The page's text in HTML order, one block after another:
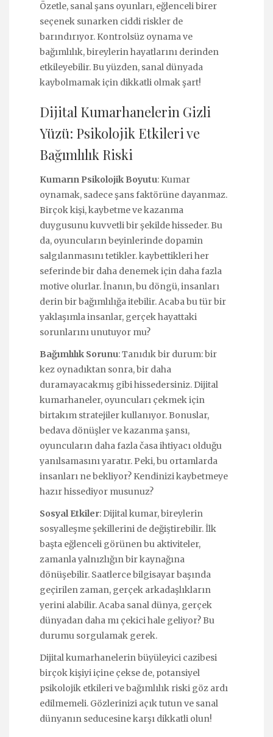
Özetle, sanal şans oyunları, eğlenceli birer
seçenek sunarken ciddi riskler de
barındırıyor. Kontrolsüz oynama ve
bağımlılık, bireylerin hayatlarını derinden
etkileyebilir. Bu yüzden, sanal dünyada
kaybolmamak için dikkatli olmak şart!
Dijital Kumarhanelerin Gizli
Yüzü: Psikolojik Etkileri ve
Bağımlılık Riski
Kumarın Psikolojik Boyutu: Kumar
oynamak, sadece şans faktörüne dayanmaz.
Birçok kişi, kaybetme ve kazanma
duygusunu kuvvetli bir şekilde hisseder. Bu
da, oyuncuların beyinlerinde dopamin
salgılanmasını tetikler. kaybettikleri her
seferinde bir daha denemek için daha fazla
motive olurlar. İnanın, bu döngü, insanları
derin bir bağımlılığa itebilir. Acaba bu tür bir
yaklaşımla insanlar, gerçek hayattaki
sorunlarını unutuyor mu?
Bağımlılık Sorunu: Tanıdık bir durum: bir
kez oynadıktan sonra, bir daha
duramayacakmış gibi hissedersiniz. Dijital
kumarhaneler, oyuncuları çekmek için
birtakım stratejiler kullanıyor. Bonuslar,
bedava dönüşler ve kazanma şansı,
oyuncuların daha fazla časa ihtiyacı olduğu
yanılsamasını yaratır. Peki, bu ortamlarda
insanları ne bekliyor? Kendinizi kaybetmeye
hazır hissediyor musunuz?
Sosyal Etkiler: Dijital kumar, bireylerin
sosyalleşme şekillerini de değiştirebilir. İlk
başta eğlenceli görünen bu aktiviteler,
zamanla yalnızlığın bir kaynağına
dönüşebilir. Saatlerce bilgisayar başında
geçirilen zaman, gerçek arkadaşlıkların
yerini alabilir. Acaba sanal dünya, gerçek
dünyadan daha mı çekici hale geliyor? Bu
durumu sorgulamak gerek.
Dijital kumarhanelerin büyüleyici cazibesi
birçok kişiyi içine çekse de, potansiyel
psikolojik etkileri ve bağımlılık riski göz ardı
edilmemeli. Gözlerinizi açık tutun ve sanal
dünyanın seducesine karşı dikkatli olun!